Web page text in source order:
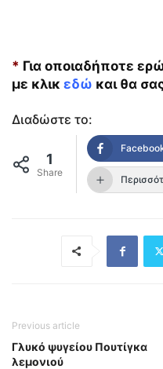
* Για οποιαδήποτε
με κλικ εδώ και θα
Διαδώστε το:
1
Share
Previous article
Γλυκό ψυγείου Πουτίγκα
λεμονιού